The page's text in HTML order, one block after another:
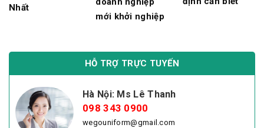
Nhất
mới khởi nghiệp
HỖ TRỢ TRỰC TUYẾN
Hà Nội: Ms Lê Thanh
098 343 0900
wegouniform@gmail.com